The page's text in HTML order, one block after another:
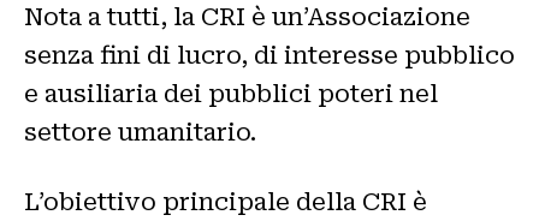
Nota a tutti, la CRI è un’Associazione
senza fini di lucro, di interesse pubblico
e ausiliaria dei pubblici poteri nel
settore umanitario.
L’obiettivo principale della CRI è